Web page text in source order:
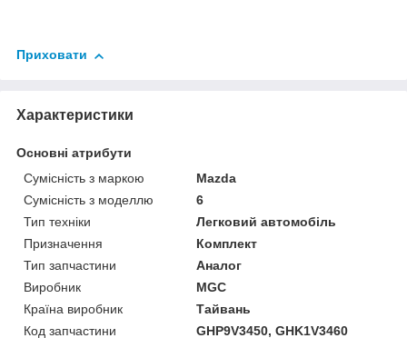
Приховати
Характеристики
Основні атрибути
Сумісність з маркою
Mazda
Сумісність з моделлю
6
Тип техніки
Легковий автомобіль
Призначення
Комплект
Тип запчастини
Аналог
Виробник
MGC
Країна виробник
Тайвань
Код запчастини
GHP9V3450, GHK1V3460